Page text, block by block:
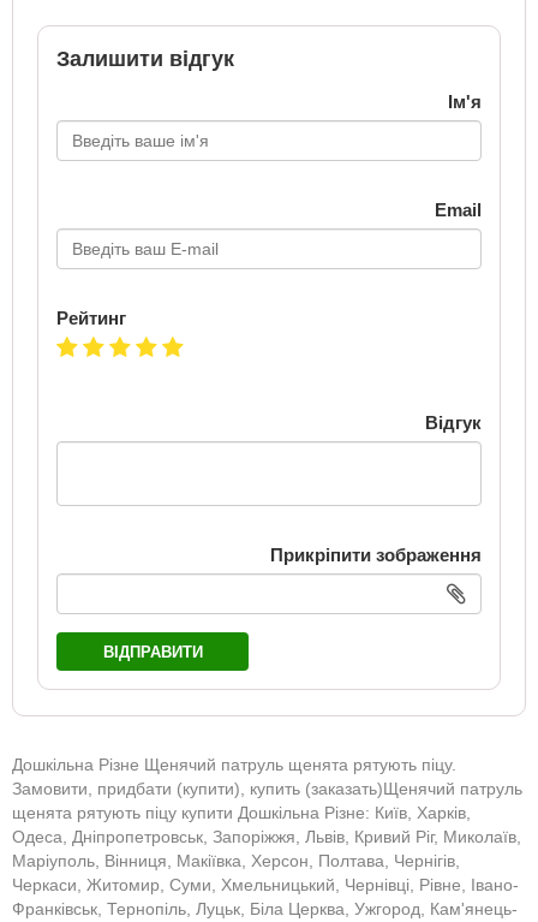
Залишити відгук
Ім'я
Email
Рейтинг
Відгук
Прикріпити зображення
ВІДПРАВИТИ
Дошкільна Різне Щенячий патруль щенята рятують піцу.
Замовити, придбати (купити), купить (заказать)Щенячий патруль
щенята рятують піцу купити Дошкільна Різне: Київ, Харків,
Одеса, Дніпропетровськ, Запоріжжя, Львів, Кривий Ріг, Миколаїв,
Маріуполь, Вінниця, Макіївка, Херсон, Полтава, Чернігів,
Черкаси, Житомир, Суми, Хмельницький, Чернівці, Рівне, Івано-
Франківськ, Тернопіль, Луцьк, Біла Церква, Ужгород, Кам'янець-